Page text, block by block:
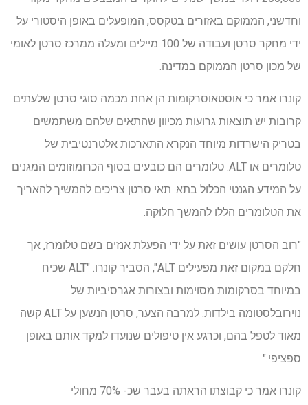
וחדשני, הממוקם באזורים בטקסס, המופעלים באופן היסטורי על
ידי מחקר סרטן ועבודה של 100 מיילים ומעלה ממרכז סרטן לאומי
של מכון סרטן הממוקם במדינה.
קונרו אמר כי אוסטאוסרקומות הן אחת מכמה סוגי סרטן שלעתים
קרובות יש תוצאות גרועות מכיוון שהתאים שלהם משתמשים
בטריק הישרדות מיוחד הנקרא התארכות אלטרנטיבית של
טלומרים או ALT. טלומרים הם כובעים בסוף הכרומוזומים המגנים
על המידע הגנטי הכלול בתא. תאי סרטן צריכים להמשיך להאריך
את הטלומרים הללו להמשך חלוקה.
"רוב הסרטן עושים זאת על ידי הפעלת אנזים בשם טלומרז, אך
חלקם במקום זאת מפעילים ALT", הסביר קונרו. "ALT שכיח
במיוחד בסרקומות מסוימות ובצורות אגרסיביות של
נוירובלסטומה בילדות. למרבה הצער, סרטן הנשען על ALT קשה
מאוד לטפל בהם, וכרגע אין טיפולים שנועדו למקד אותם באופן
ספציפי."
קונרו אמר כי קבוצתו הראתה בעבר שכ- 70% מחולי